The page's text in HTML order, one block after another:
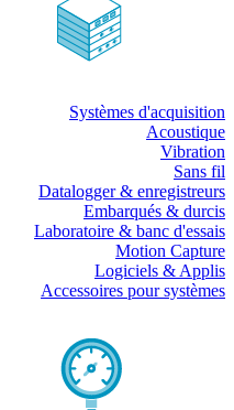
Systèmes d'acquisition
Acoustique
Vibration
Sans fil
Datalogger & enregistreurs
Embarqués & durcis
Laboratoire & banc d'essais
Motion Capture
Logiciels & Applis
Accessoires pour systèmes